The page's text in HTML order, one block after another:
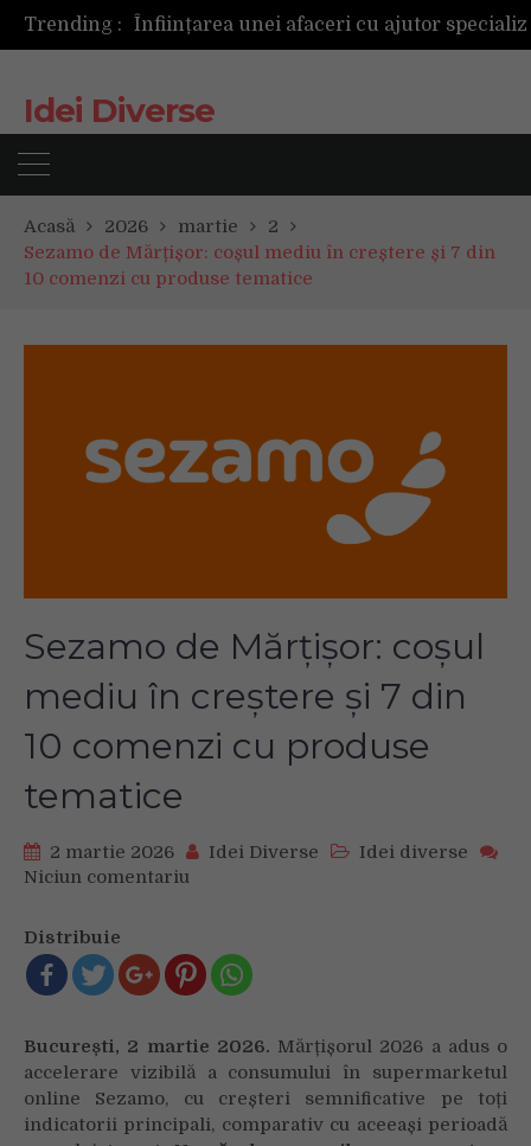
Trending :
Idei Diverse
Acasă 2026 martie
2
Sezamo de Mărțișor: coșul mediu în creștere și 7 din
10 comenzi cu produse tematice
Sezamo de Mărțișor: coșul
mediu în creștere și 7 din
10 comenzi cu produse
tematice
2 martie 2026 Idei Diverse
Idei diverse
Niciun comentariu
Mărțișor:
coșul
mediu
creștere
și
7
din
Distribuie
București, 2 martie 2026. Mărțișorul 2026 a adus o
accelerare vizibilă a consumului în supermarketul
online Sezamo, cu creșteri semnificative pe toți
indicatorii principali, comparativ cu aceeași perioadă